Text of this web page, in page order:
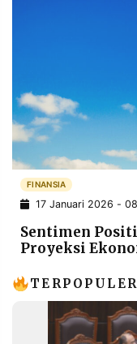
INFORMASI
PRIVACY
POLICY
INFORMASI
IKLAN
PENGADUAN
OF
IKUTI
FINANSIA
17 Januari 2026 -
Sentimen
Proyeksi
TERPOPULER